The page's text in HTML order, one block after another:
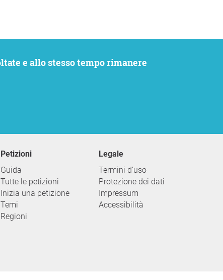
Petizioni
Guida
Tutte le petizioni
Inizia una petizione
Temi
Regioni
Legale
Termini d'uso
Protezione dei dati
Impressum
Accessibilità